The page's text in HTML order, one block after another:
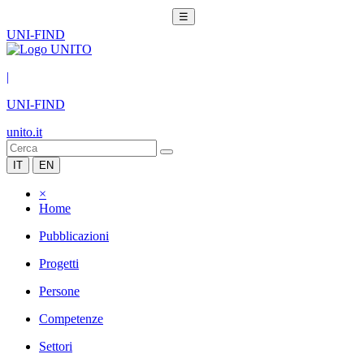
☰
UNI-FIND
|
UNI-FIND
unito.it
IT EN
×
Home
Pubblicazioni
Progetti
Persone
Competenze
Settori